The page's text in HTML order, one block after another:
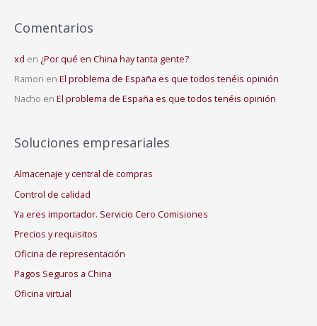
Comentarios
xd en ¿Por qué en China hay tanta gente?
Ramon en El problema de España es que todos tenéis opinión
Nacho en El problema de España es que todos tenéis opinión
Soluciones empresariales
Almacenaje y central de compras
Control de calidad
Ya eres importador. Servicio Cero Comisiones
Precios y requisitos
Oficina de representación
Pagos Seguros a China
Oficina virtual